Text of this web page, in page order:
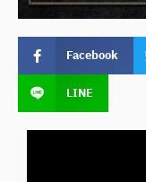
Facebook
LINE